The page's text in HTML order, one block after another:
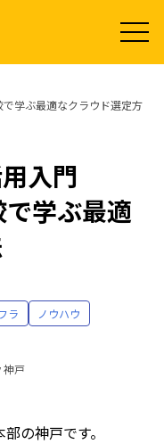
t
o
g
n
学ぶ最適なクラウド選定方
入門
で学ぶ最適
ラ
ノウハウ
神戸
の神戸です。